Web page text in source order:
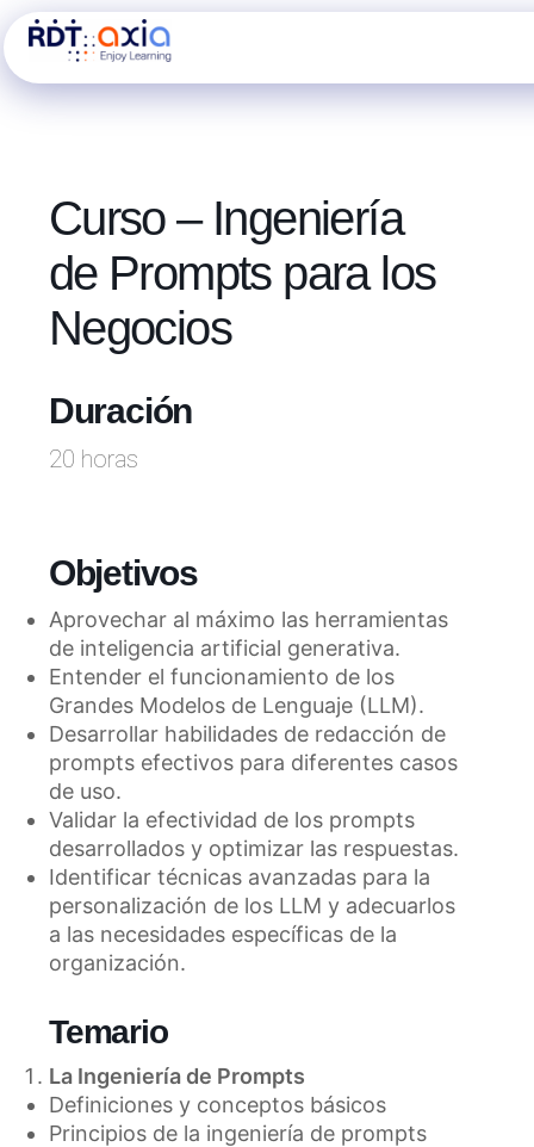
al
Curso – Ingeniería
de Prompts para los
Negocios
Duración
20 horas
Objetivos
Aprovechar al máximo las herramientas
de inteligencia artificial generativa.
Entender el funcionamiento de los
Grandes Modelos de Lenguaje (LLM).
Desarrollar habilidades de redacción de
prompts efectivos para diferentes casos
de uso.
Validar la efectividad de los prompts
desarrollados y optimizar las respuestas.
Identificar técnicas avanzadas para la
personalización de los LLM y adecuarlos
a las necesidades específicas de la
organización.
Temario
La Ingeniería de Prompts
Definiciones y conceptos básicos
Principios de la ingeniería de prompts